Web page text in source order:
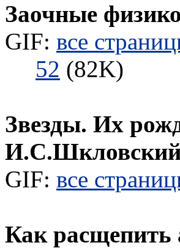
Заочные
GIF: все
52 (82K)
Звезды. Их
И.С.Шкловский
GIF: все
Как расщепить